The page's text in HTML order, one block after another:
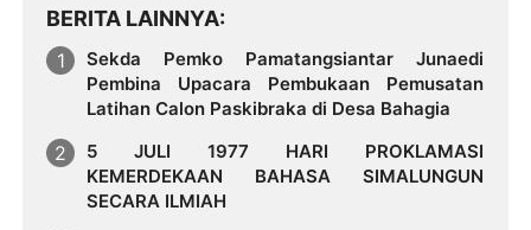
BERITA LAINNYA
Sekda Pemko Pamatangsiantar Junaedi
Pembina Upacara Pembukaan Pemusatan
Latihan Calon Paskibraka di Desa Bahagia
5 JULI 1977 HARI PROKLAMASI
KEMERDEKAAN BAHASA SIMALUNGUN
SECARA ILMIAH